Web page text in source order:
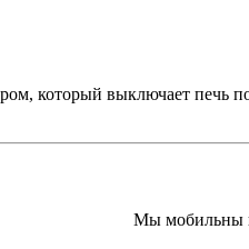
который выключает печь
Мы мобильны